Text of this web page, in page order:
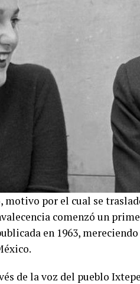
motivo por el cual se
comenzó un
en 1963,
de la voz del pueblo